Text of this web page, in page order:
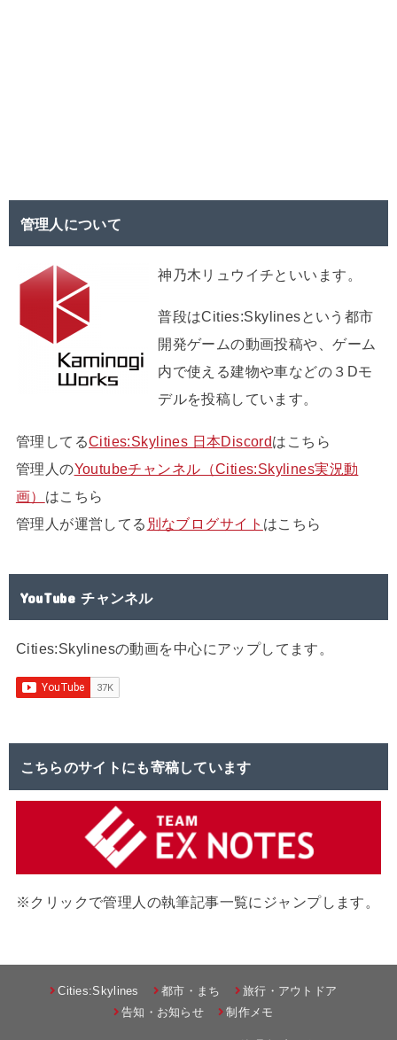
管理人について
神乃木リュウイチといいます。
普段はCities:Skylinesという都市
開発ゲームの動画投稿や、ゲーム
内で使える建物や車などの３Dモ
デルを投稿しています。
管理してるCities:Skylines 日本Discordはこちら
管理人のYoutubeチャンネル（Cities:Skylines実況動
画） はこちら
管理人が運営してる 別なブログサイト はこちら
YouTube チャンネル
Cities:Skylinesの動画を中心にアップしてます。
こちらのサイトにも寄稿しています
※クリックで管理人の執筆記事一覧にジャンプします。
Cities:Skylines 都市・まち
旅行・アウトドア
告知・お知らせ
制作メモ